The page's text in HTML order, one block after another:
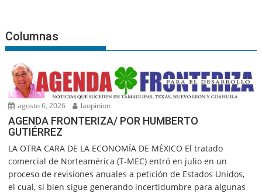
Columnas
agosto 6, 2026 laopinion
AGENDA FRONTERIZA/ POR HUMBERTO
GUTIÉRREZ
LA OTRA CARA DE LA ECONOMÍA DE MÉXICO El tratado
comercial de Norteamérica (T-MEC) entró en julio en un
proceso de revisiones anuales a petición de Estados Unidos,
el cual, si bien sigue generando incertidumbre para algunas